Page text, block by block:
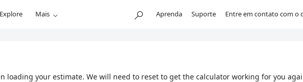
Explore Mais Aprenda Suporte Entre em contato com o
loading your estimate. We will need to reset to get the calculator working for you